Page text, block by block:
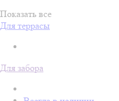
Показать все
Для террасы
Для забора